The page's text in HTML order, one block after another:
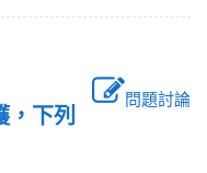
問題討論
，下列